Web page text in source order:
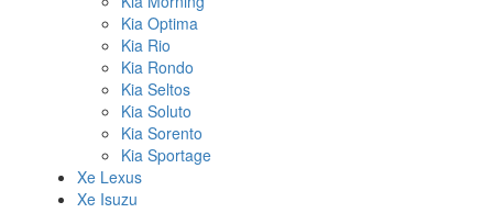
Kia Optima
Kia Rio
Kia Rondo
Kia Seltos
Kia Soluto
Kia Sorento
Kia Sportage
Xe Lexus
Xe Isuzu